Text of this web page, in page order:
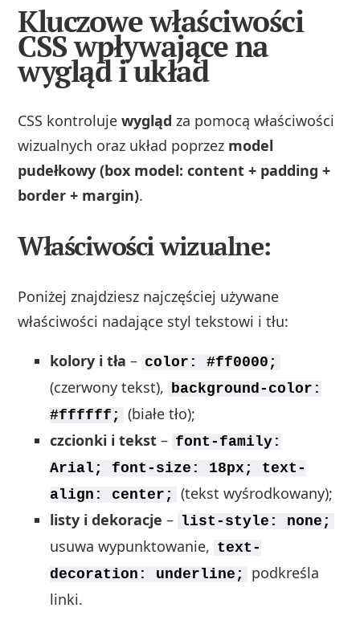
Kluczowe właściwości
CSS wpływające na
wygląd i układ
CSS kontrolujewygląd za pomocą właściwości
wizualnych oraz układ poprzez model
pudełkowy (box model: content + padding +
border + margin).
Właściwości wizualne:
Poniżej znajdziesz najczęściej używane
właściwości nadające styl tekstowi i tłu:
kolory i tła – color: #ff0000;
(czerwony tekst),
background-color:
#ffffff;
(białe tło);
czcionki i tekst – font-family:
Arial; font-size: 18px; text-
align: center;
(tekst wyśrodkowany);
listy i dekoracje – list-style: none;
usuwa wypunktowanie, text-
decoration: underline;
podkreśla
linki.